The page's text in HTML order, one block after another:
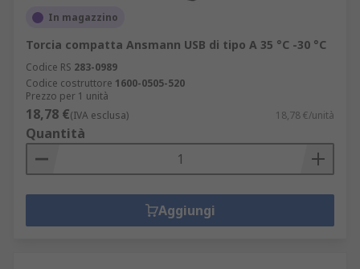
In magazzino
Torcia compatta Ansmann USB di tipo A 35 °C -30 °C
Codice RS 283-0989
Codice costruttore 1600-0505-520
Prezzo per 1 unità
18,78 €(IVA esclusa) 18,78 €/unità
Quantità
Aggiungi